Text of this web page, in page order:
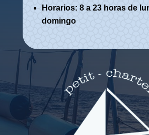
Horarios: 8 a 23 horas de
domingo